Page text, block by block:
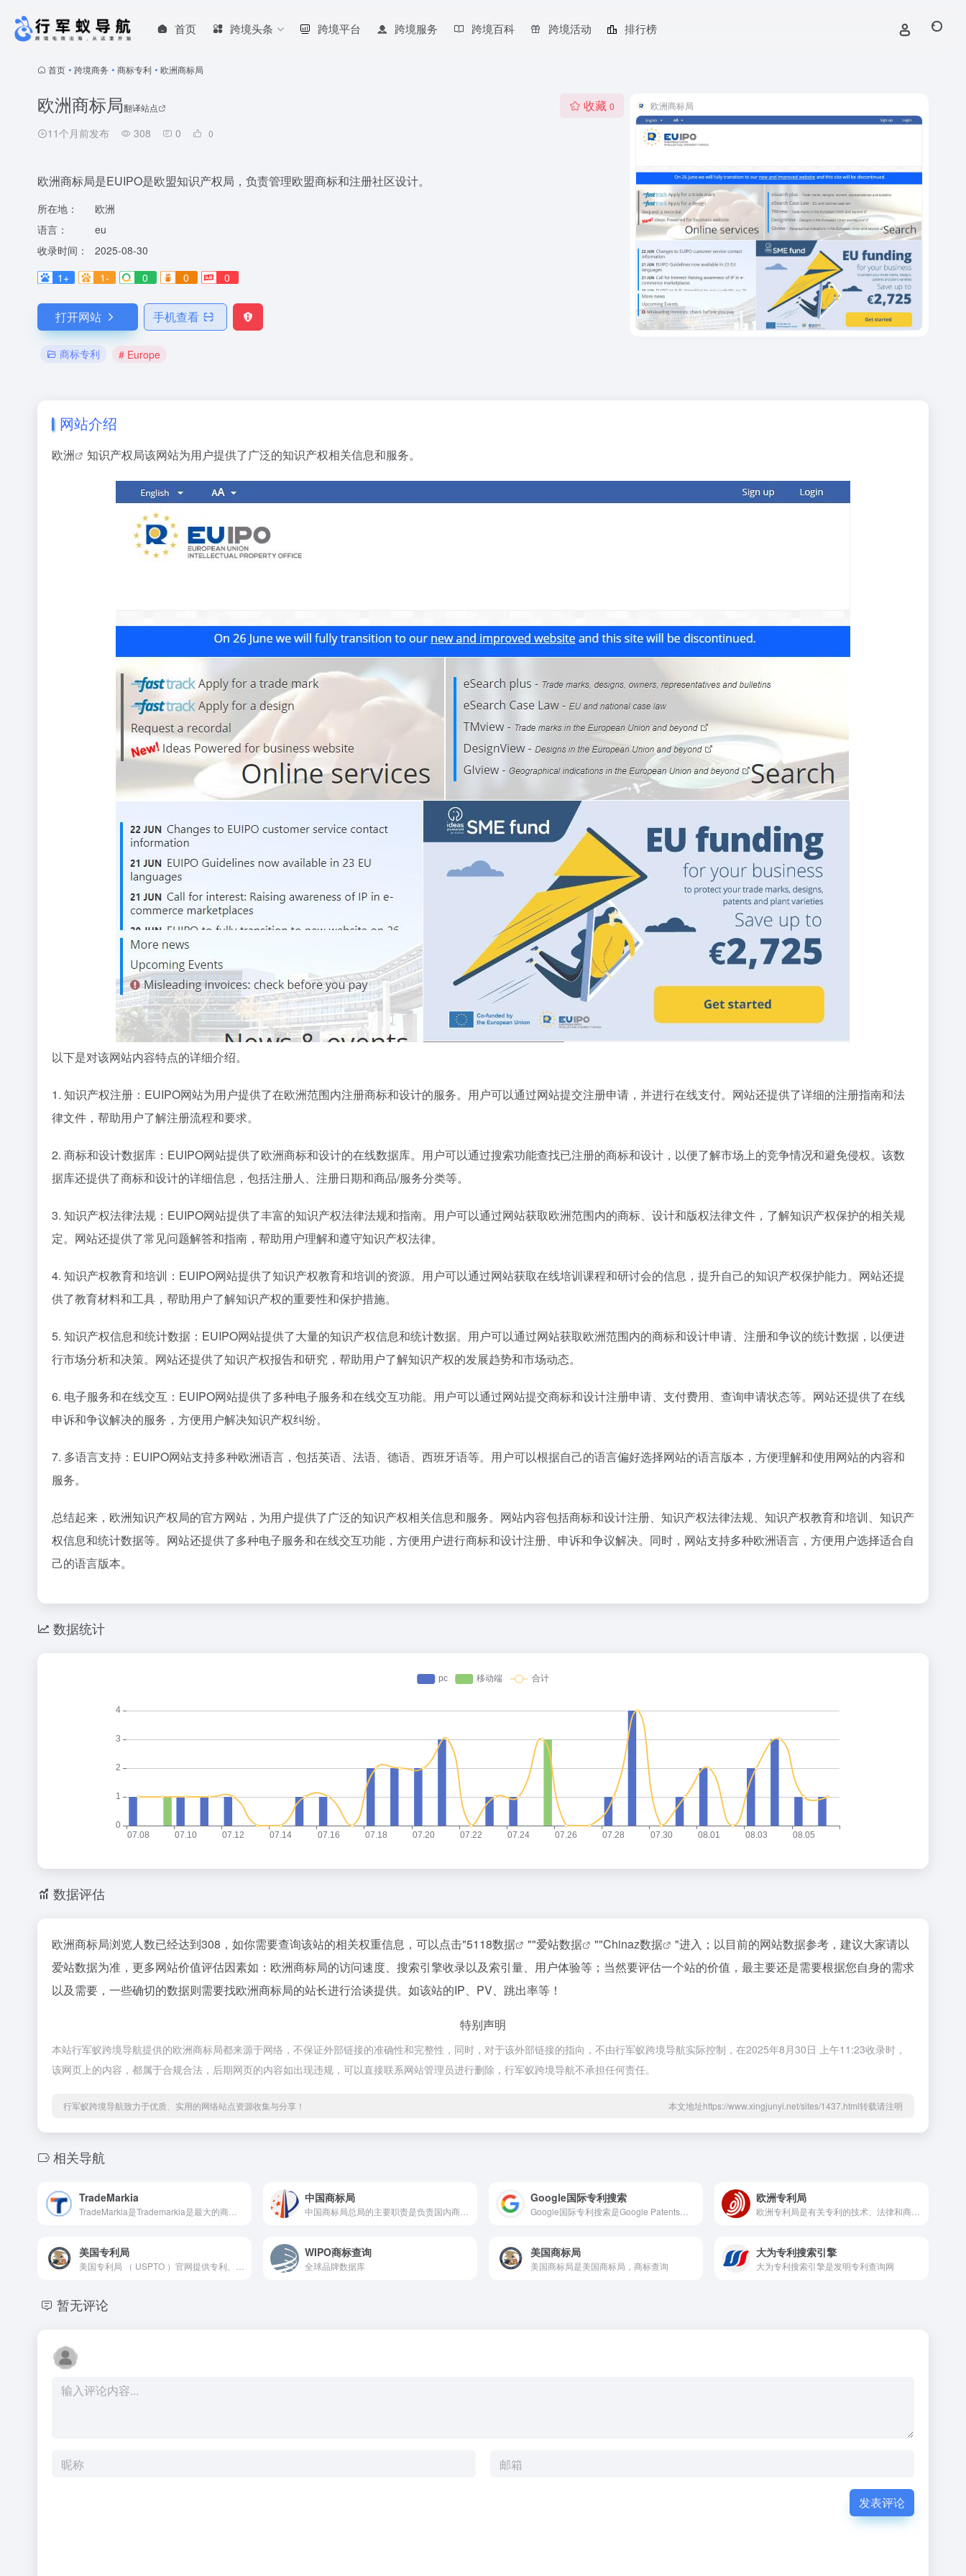
首页 跨境头条 跨境平台 跨境服务 跨境百科 跨境活动 排行榜
首页 • 跨境商务 • 商标专利 • 欧洲商标局
欧洲商标局翻译站点
11个月前发布 308 0 0
收藏 0
欧洲商标局是EUIPO是欧盟知识产权局，负责管理欧盟商标和注册社区设计。
所在地：
欧洲
语言：
eu
收录时间：
2025-08-30
1+
1- 0 0 0
打开网站 手机查看
商标专利 # Europe
欧洲商标局
网站介绍
欧洲 知识产权局该网站为用户提供了广泛的知识产权相关信息和服务。
以下是对该网站内容特点的详细介绍。
1. 知识产权注册：EUIPO网站为用户提供了在欧洲范围内注册商标和设计的服务。用户可以通过网站提交注册申请，并进行在线支付。网站还提供了详细的注册指南和法
律文件，帮助用户了解注册流程和要求。
2. 商标和设计数据库：EUIPO网站提供了欧洲商标和设计的在线数据库。用户可以通过搜索功能查找已注册的商标和设计，以便了解市场上的竞争情况和避免侵权。该数
据库还提供了商标和设计的详细信息，包括注册人、注册日期和商品/服务分类等。
3. 知识产权法律法规：EUIPO网站提供了丰富的知识产权法律法规和指南。用户可以通过网站获取欧洲范围内的商标、设计和版权法律文件，了解知识产权保护的相关规
定。网站还提供了常见问题解答和指南，帮助用户理解和遵守知识产权法律。
4. 知识产权教育和培训：EUIPO网站提供了知识产权教育和培训的资源。用户可以通过网站获取在线培训课程和研讨会的信息，提升自己的知识产权保护能力。网站还提
供了教育材料和工具，帮助用户了解知识产权的重要性和保护措施。
5. 知识产权信息和统计数据：EUIPO网站提供了大量的知识产权信息和统计数据。用户可以通过网站获取欧洲范围内的商标和设计申请、注册和争议的统计数据，以便进
行市场分析和决策。网站还提供了知识产权报告和研究，帮助用户了解知识产权的发展趋势和市场动态。
6. 电子服务和在线交互：EUIPO网站提供了多种电子服务和在线交互功能。用户可以通过网站提交商标和设计注册申请、支付费用、查询申请状态等。网站还提供了在线
申诉和争议解决的服务，方便用户解决知识产权纠纷。
7. 多语言支持：EUIPO网站支持多种欧洲语言，包括英语、法语、德语、西班牙语等。用户可以根据自己的语言偏好选择网站的语言版本，方便理解和使用网站的内容和
服务。
总结起来，欧洲知识产权局的官方网站，为用户提供了广泛的知识产权相关信息和服务。网站内容包括商标和设计注册、知识产权法律法规、知识产权教育和培训、知识产
权信息和统计数据等。网站还提供了多种电子服务和在线交互功能，方便用户进行商标和设计注册、申诉和争议解决。同时，网站支持多种欧洲语言，方便用户选择适合自
己的语言版本。
数据统计
数据评估
欧洲商标局浏览人数已经达到308，如你需要查询该站的相关权重信息，可以点击"5118数据 ""爱站数据 ""Chinaz数据
"进入；以目前的网站数据参考，建议大家请以
爱站数据为准，更多网站价值评估因素如：欧洲商标局的访问速度、搜索引擎收录以及索引量、用户体验等；当然要评估一个站的价值，最主要还是需要根据您自身的需求
以及需要，一些确切的数据则需要找欧洲商标局的站长进行洽谈提供。如该站的IP、PV、跳出率等！
特别声明
本站行军蚁跨境导航提供的欧洲商标局都来源于网络，不保证外部链接的准确性和完整性，同时，对于该外部链接的指向，不由行军蚁跨境导航实际控制，在2025年8月30日 上午11:23收录时，
该网页上的内容，都属于合规合法，后期网页的内容如出现违规，可以直接联系网站管理员进行删除，行军蚁跨境导航不承担任何责任。
行军蚁跨境导航致力于优质、实用的网络站点资源收集与分享！ 本文地址https://www.xingjunyi.net/sites/1437.html转载请注明
相关导航
TradeMarkia 中国商标局 Google国际专利搜索 欧洲专利局
美国专利局 WIPO商标查询
全球品牌数据库
美国商标局
美国商标局是美国商标局，商标查询
大为专利搜索引擎
大为专利搜索引擎是发明专利查询网
暂无评论
发表评论